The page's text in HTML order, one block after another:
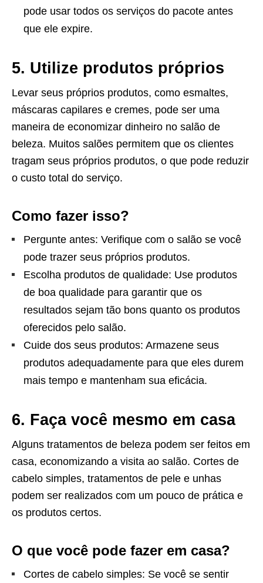
pode usar todos os serviços do pacote antes
que ele expire.
5. Utilize produtos próprios
Levar seus próprios produtos, como esmaltes,
máscaras capilares e cremes, pode ser uma
maneira de economizar dinheiro no salão de
beleza. Muitos salões permitem que os clientes
tragam seus próprios produtos, o que pode reduzir
o custo total do serviço.
Como fazer isso?
Pergunte antes: Verifique com o salão se você
pode trazer seus próprios produtos.
Escolha produtos de qualidade: Use produtos
de boa qualidade para garantir que os
resultados sejam tão bons quanto os produtos
oferecidos pelo salão.
Cuide dos seus produtos: Armazene seus
produtos adequadamente para que eles durem
mais tempo e mantenham sua eficácia.
6. Faça você mesmo em casa
Alguns tratamentos de beleza podem ser feitos em
casa, economizando a visita ao salão. Cortes de
cabelo simples, tratamentos de pele e unhas
podem ser realizados com um pouco de prática e
os produtos certos.
O que você pode fazer em casa?
Cortes de cabelo simples: Se você se sentir